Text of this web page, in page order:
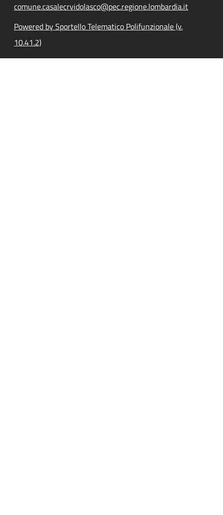
comune.casalecrvidolasco@pec.regione.lombardia.it
Powered by Sportello Telematico Polifunzionale (v.
10.41.2)